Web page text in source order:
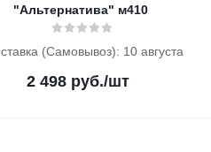
"Альтернатива" м410
(Самовывоз): 10 августа
2 498руб./шт